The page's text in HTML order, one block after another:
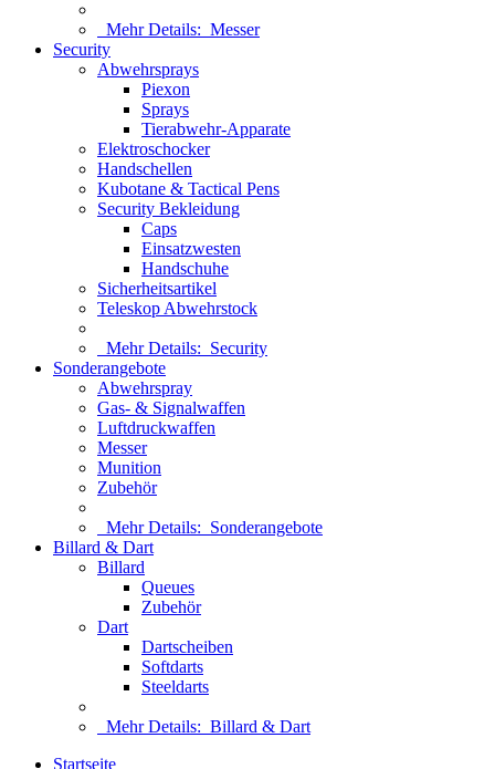
Mehr Details: Messer
Security
Abwehrsprays
Piexon
Sprays
Tierabwehr-Apparate
Elektroschocker
Handschellen
Kubotane & Tactical Pens
Security Bekleidung
Caps
Einsatzwesten
Handschuhe
Sicherheitsartikel
Teleskop Abwehrstock
Mehr Details: Security
Sonderangebote
Abwehrspray
Gas- & Signalwaffen
Luftdruckwaffen
Messer
Munition
Zubehör
Mehr Details: Sonderangebote
Billard & Dart
Billard
Queues
Zubehör
Dart
Dartscheiben
Softdarts
Steeldarts
Mehr Details: Billard & Dart
Startseite